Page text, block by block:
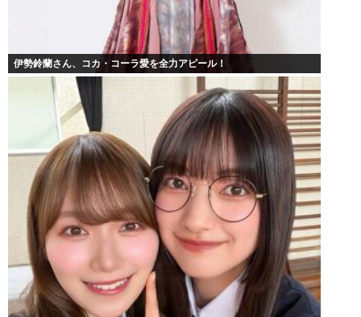
伊勢鈴蘭さん、コカ・コーラ愛を全力アピール！